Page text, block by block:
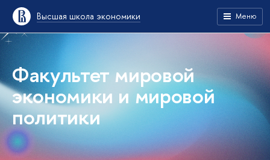
Высшая школа экономики Меню
Факультет мировой
экономики и мировой
политики